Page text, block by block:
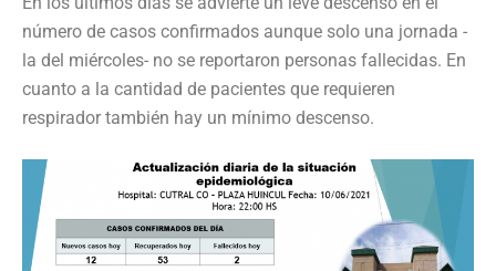
número de casos confirmados aunque solo una jornada -
la del miércoles- no se reportaron personas fallecidas. En
cuanto a la cantidad de pacientes que requieren
respirador también hay un mínimo descenso.